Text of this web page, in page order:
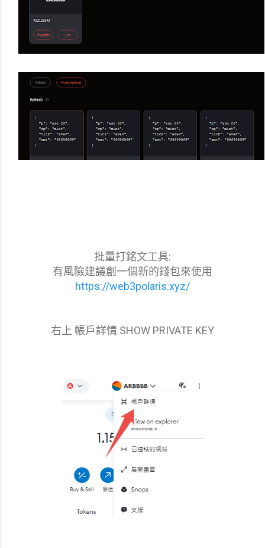
批量打銘文工具:
有風險建議創一個新的錢包來使用
https://web3polaris.xyz/
右上 帳戶詳情 SHOW PRIVATE KEY